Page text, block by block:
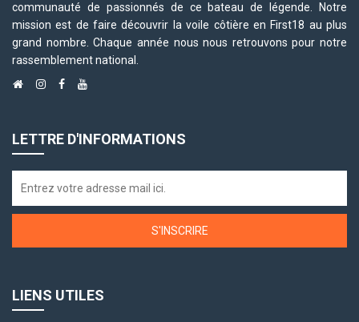
communauté de passionnés de ce bateau de légende. Notre
mission est de faire découvrir la voile côtière en First18 au plus
grand nombre. Chaque année nous nous retrouvons pour notre
rassemblement national.
LETTRE D'INFORMATIONS
S'INSCRIRE
LIENS UTILES